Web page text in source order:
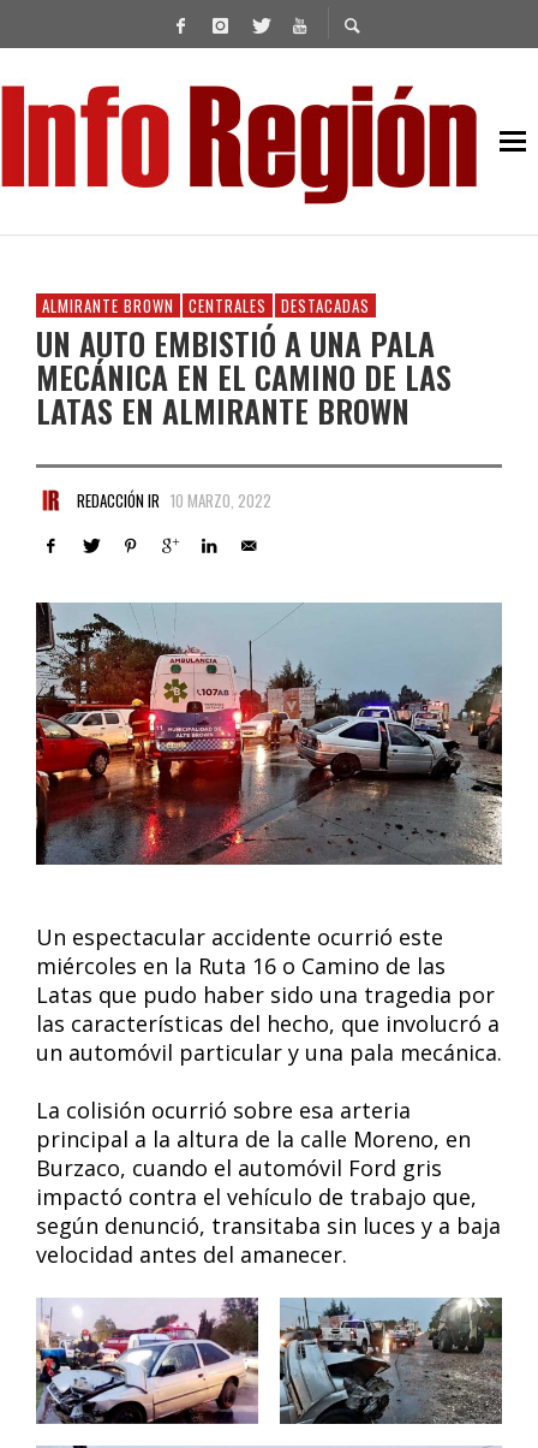
ALMIRANTE BROWN CENTRALES DESTACADAS
UN AUTO EMBISTIÓ A UNA PALA
MECÁNICA EN EL CAMINO DE LAS
LATAS EN ALMIRANTE BROWN
REDACCIÓN IR 10 MARZO, 2022
Un espectacular accidente ocurrió este
miércoles en la Ruta 16 o Camino de las
Latas que pudo haber sido una tragedia por
las características del hecho, que involucró a
un automóvil particular y una pala mecánica.
La colisión ocurrió sobre esa arteria
principal a la altura de la calle Moreno, en
Burzaco, cuando el automóvil Ford gris
impactó contra el vehículo de trabajo que,
según denunció, transitaba sin luces y a baja
velocidad antes del amanecer.